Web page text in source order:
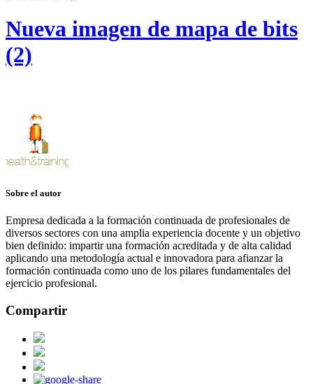
Nueva imagen de mapa de bits
(2)
Sobre el autor
Empresa dedicada a la formación continuada de profesionales de
diversos sectores con una amplia experiencia docente y un objetivo
bien definido: impartir una formación acreditada y de alta calidad
aplicando una metodología actual e innovadora para afianzar la
formación continuada como uno de los pilares fundamentales del
ejercicio profesional.
Compartir